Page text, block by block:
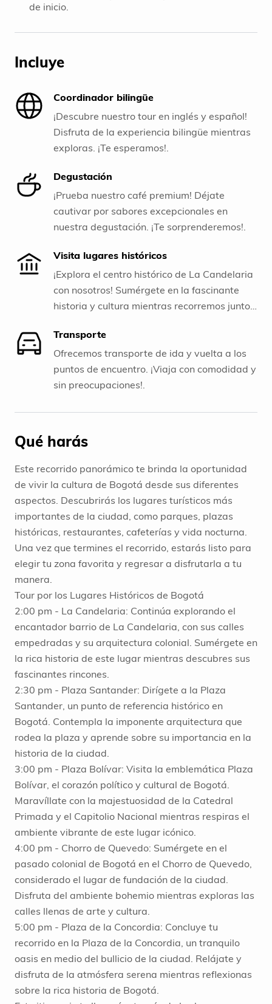
de inicio.
Incluye
Coordinador bilingüe
¡Descubre nuestro tour en inglés y español!
Disfruta de la experiencia bilingüe mientras
exploras. ¡Te esperamos!.
Degustación
¡Prueba nuestro café premium! Déjate
cautivar por sabores excepcionales en
nuestra degustación. ¡Te sorprenderemos!.
Visita lugares históricos
¡Explora el centro histórico de La Candelaria
con nosotros! Sumérgete en la fascinante
historia y cultura mientras recorremos juntos
experiencia única!.
Transporte
Ofrecemos transporte de ida y vuelta a los
puntos de encuentro. ¡Viaja con comodidad y
sin preocupaciones!.
Qué harás
Este recorrido panorámico te brinda la oportunidad
de vivir la cultura de Bogotá desde sus diferentes
aspectos. Descubrirás los lugares turísticos más
importantes de la ciudad, como parques, plazas
históricas, restaurantes, cafeterías y vida nocturna.
Una vez que termines el recorrido, estarás listo para
elegir tu zona favorita y regresar a disfrutarla a tu
manera.
Tour por los Lugares Históricos de Bogotá
2:00 pm - La Candelaria: Continúa explorando el
encantador barrio de La Candelaria, con sus calles
empedradas y su arquitectura colonial. Sumérgete en
la rica historia de este lugar mientras descubres sus
fascinantes rincones.
2:30 pm - Plaza Santander: Dirígete a la Plaza
Santander, un punto de referencia histórico en
Bogotá. Contempla la imponente arquitectura que
rodea la plaza y aprende sobre su importancia en la
historia de la ciudad.
3:00 pm - Plaza Bolívar: Visita la emblemática Plaza
Bolívar, el corazón político y cultural de Bogotá.
Maravíllate con la majestuosidad de la Catedral
Primada y el Capitolio Nacional mientras respiras el
ambiente vibrante de este lugar icónico.
4:00 pm - Chorro de Quevedo: Sumérgete en el
pasado colonial de Bogotá en el Chorro de Quevedo,
considerado el lugar de fundación de la ciudad.
Disfruta del ambiente bohemio mientras exploras las
calles llenas de arte y cultura.
5:00 pm - Plaza de la Concordia: Concluye tu
recorrido en la Plaza de la Concordia, un tranquilo
oasis en medio del bullicio de la ciudad. Relájate y
disfruta de la atmósfera serena mientras reflexionas
sobre la rica historia de Bogotá.